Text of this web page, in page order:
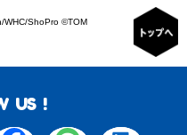
ShoPro ©TOM
US !